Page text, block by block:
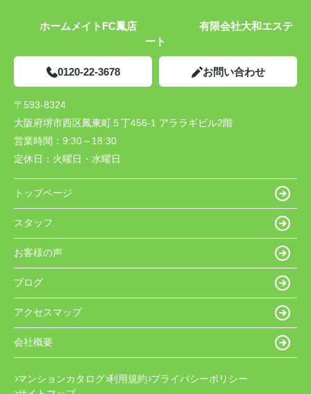
ホームメイトFC鳳店 有限会社大和エステ
ート
0120-22-3678 お問い合わせ
〒593-8324
大阪府堺市西区鳳東町５丁456-1 アララギビル2階
営業時間： 9:30～18:30
定休日： 火曜日・水曜日
トップページ
スタッフ
お客様の声
ブログ
アクセスマップ
会社概要
マンションカタログ 利用規約 プライバシーポリシー